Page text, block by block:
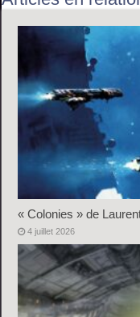
« Colonies » de
4 juillet 2026